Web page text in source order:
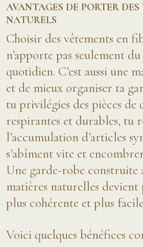
AVANTAGES DE PORTER DES
NATURELS
Choisir des vêtements en
n’apporte pas seulement
quotidien. C’est aussi une
et de mieux organiser ta
tu privilégies des pièces de
respirantes et durables, tu
l’accumulation d’articles
s’abîment vite et
Une garde-robe construite
matières naturelles devient
plus cohérente et plus
Voici quelques bénéfices